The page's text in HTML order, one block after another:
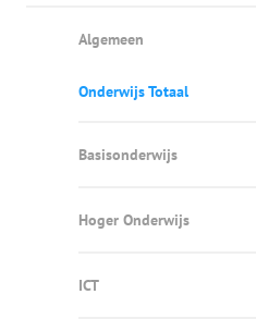
Algemeen
Onderwijs Totaal
Basisonderwijs
Hoger Onderwijs
ICT